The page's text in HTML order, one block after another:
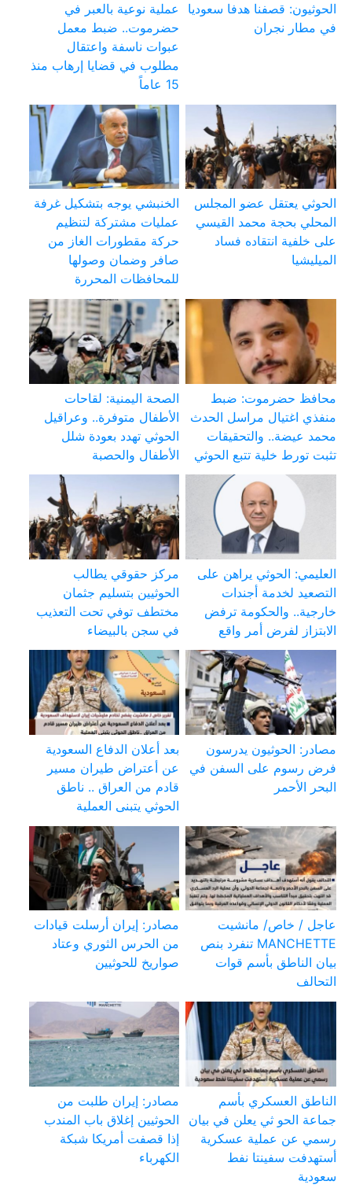
الحوثيون: قصفنا هدفا سعوديا
في مطار نجران
عملية نوعية بالعبر في
حضرموت.. ضبط معمل
عبوات ناسفة واعتقال
مطلوب في قضايا إرهاب منذ
15 عاماً
الحوثي يعتقل عضو المجلس
المحلي بحجة محمد القيسي
على خلفية انتقاده فساد
الميليشيا
الخنبشي يوجه بتشكيل غرفة
عمليات مشتركة لتنظيم
حركة مقطورات الغاز من
صافر وضمان وصولها
للمحافظات المحررة
محافظ حضرموت: ضبط
منفذي اغتيال مراسل الحدث
محمد عيضة.. والتحقيقات
تثبت تورط خلية تتبع الحوثي
الصحة اليمنية: لقاحات
الأطفال متوفرة.. وعراقيل
الحوثي تهدد بعودة شلل
الأطفال والحصبة
العليمي: الحوثي يراهن على
التصعيد لخدمة أجندات
خارجية.. والحكومة ترفض
الابتزاز لفرض أمر واقع
مركز حقوقي يطالب
الحوثيين بتسليم جثمان
مختطف توفي تحت التعذيب
في سجن بالبيضاء
مصادر: الحوثيون يدرسون
فرض رسوم على السفن في
البحر الأحمر
بعد أعلان الدفاع السعودية
عن أعتراض طيران مسير
قادم من العراق .. ناطق
الحوثي يتبنى العملية
عاجل / خاص/ مانشيت
MANCHETTE تنفرد بنص
بيان الناطق بأسم قوات
التحالف
مصادر: إيران أرسلت قيادات
من الحرس الثوري وعتاد
صواريخ للحوثيين
الناطق العسكري بأسم
جماعة الحو ثي يعلن في بيان
رسمي عن عملية عسكرية
أستهدفت سفينتا نفط
سعودية
مصادر: إيران طلبت من
الحوثيين إغلاق باب المندب
إذا قصفت أمريكا شبكة
الكهرباء